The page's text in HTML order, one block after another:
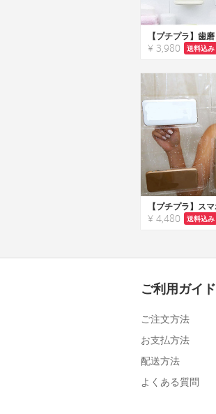
¥ 3,980 送料込み
¥ 4,480 送料込み
ご利用ガイド
ご注文方法
お支払方法
配送方法
よくある質問